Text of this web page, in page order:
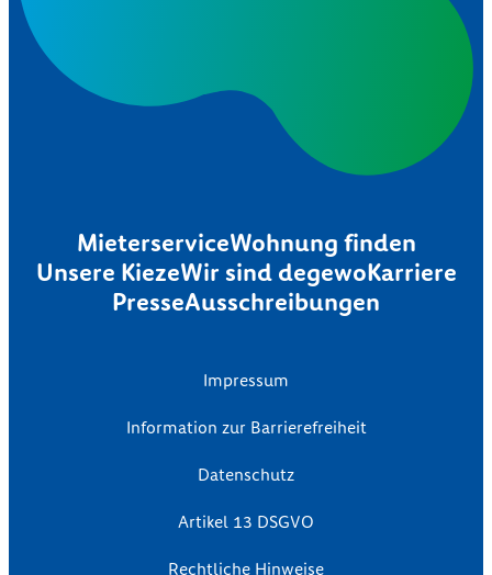
MieterserviceWohnung finden
Unsere KiezeWir sind degewoKarriere
PresseAusschreibungen
Impressum
Information zur Barrierefreiheit
Datenschutz
Artikel 13 DSGVO
Rechtliche Hinweise